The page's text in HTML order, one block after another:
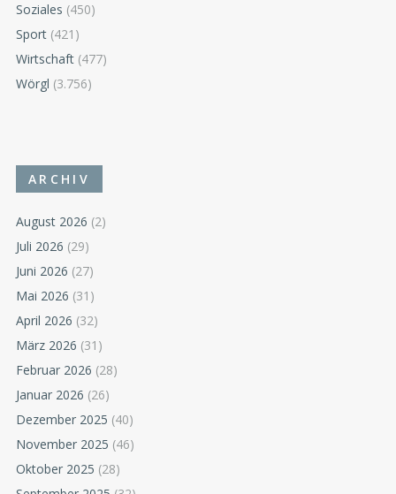
Soziales (450)
Sport (421)
Wirtschaft (477)
Wörgl (3.756)
ARCHIV
August 2026 (2)
Juli 2026 (29)
Juni 2026 (27)
Mai 2026 (31)
April 2026 (32)
März 2026 (31)
Februar 2026 (28)
Januar 2026 (26)
Dezember 2025 (40)
November 2025 (46)
Oktober 2025 (28)